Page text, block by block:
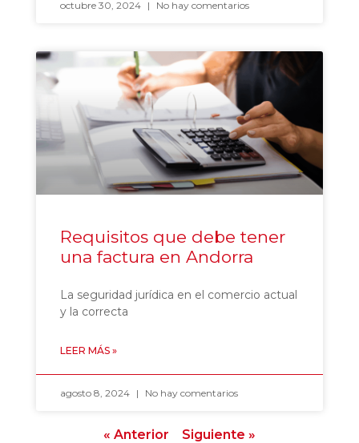
octubre 30, 2024 No hay comentarios
Requisitos que debe tener
una factura en Andorra
La seguridad jurídica en el comercio actual
y la correcta
LEER MÁS »
agosto 8, 2024 No hay comentarios
« Anterior Siguiente »